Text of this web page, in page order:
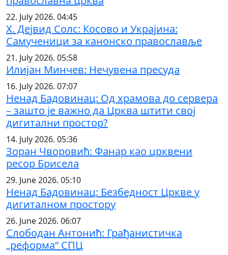
22. July 2026. 04:45
Х. Дејвид Солс: Косово и Украјина:
Самученици за канонско православље
21. July 2026. 05:58
Илијан Минчев: Нечувена пресуда
16. July 2026. 07:07
Ненад Бадовинац: Од храмова до сервера
– зашто је важно да Црква штити свој
дигитални простор?
14. July 2026. 05:36
Зоран Чворовић: Фанар као црквени
ресор Брисела
29. June 2026. 05:10
Ненад Бадовинац: Безбедност Цркве у
дигиталном простору
26. June 2026. 06:07
Слободан Антонић: Грађанистичка
„реформа“ СПЦ